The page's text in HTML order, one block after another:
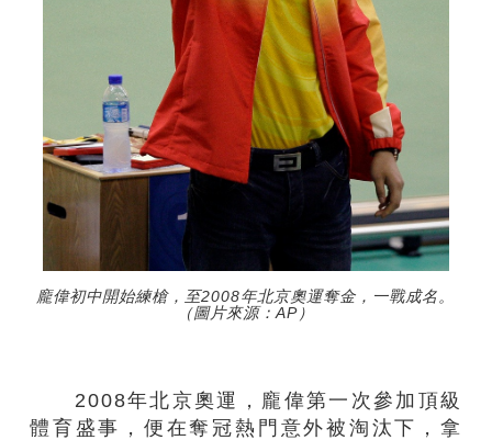
龐偉初中開始練槍，至2008年北京奧運奪金，一戰成名。
（圖片來源：AP）
2008年北京奧運，龐偉第一次參加頂級
體育盛事，便在奪冠熱門意外被淘汰下，拿